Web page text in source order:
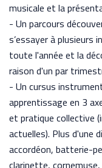
musicale et la
- Un parcours
s’essayer à plusieurs
toute l'année et la
raison d'un par
- Un cursus
apprentissage en 3
et pratique collective
actuelles). Plus d'une
accordéon, batterie-
clarinette,